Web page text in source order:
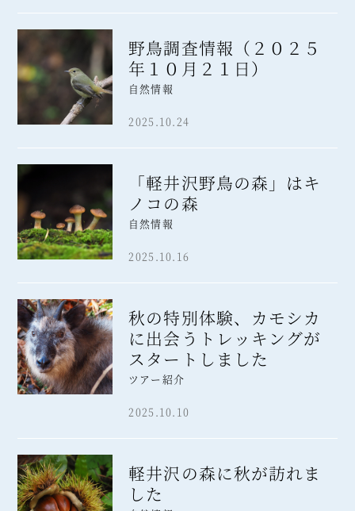
野鳥調査情報（２０２５
年１０月２１日）
自然情報
2025.10.24
「軽井沢野鳥の森」はキ
ノコの森
自然情報
2025.10.16
秋の特別体験、カモシカ
に出会うトレッキングが
スタートしました
ツアー紹介
2025.10.10
軽井沢の森に秋が訪れま
した